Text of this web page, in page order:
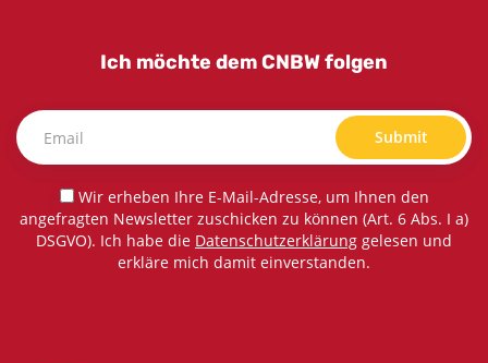
Ich möchte dem CNBW folgen
Submit
Wir erheben Ihre E-Mail-Adresse, um Ihnen den
angefragten Newsletter zuschicken zu können (Art. 6 Abs. I a)
DSGVO). Ich habe die Datenschutzerklärung gelesen und
erkläre mich damit einverstanden.